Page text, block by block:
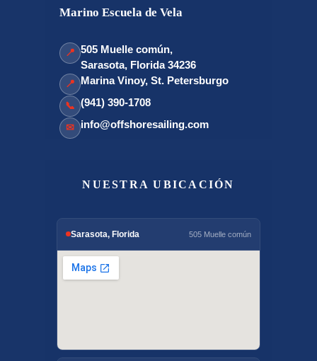
Marino Escuela de Vela
📍 505 Muelle común,
Sarasota, Florida 34236
📍 Marina Vinoy, St. Petersburgo
📞 (941) 390-1708
✉ info@offshoresailing.com
NUESTRA UBICACIÓN
Sarasota, Florida 505 Muelle común